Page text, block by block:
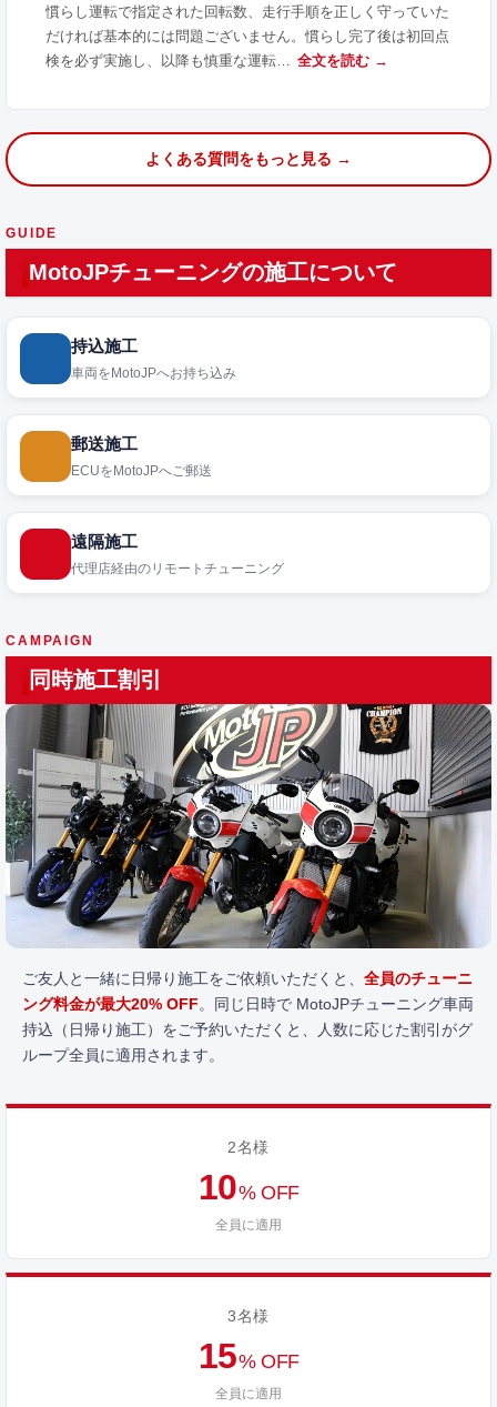
慣らし運転で指定された回転数、走行手順を正しく守っていた
だければ基本的には問題ございません。慣らし完了後は初回点
検を必ず実施し、以降も慎重な運転… 全文を読む →
よくある質問をもっと見る →
GUIDE
MotoJPチューニングの施工について
持込施工
車両をMotoJPへお持ち込み
郵送施工
ECUをMotoJPへご郵送
遠隔施工
代理店経由のリモートチューニング
CAMPAIGN
同時施工割引
ご友人と一緒に日帰り施工をご依頼いただくと、 全員のチューニ
ング料金が最大20% OFF。同じ日時で MotoJPチューニング車両
持込（日帰り施工）をご予約いただくと、人数に応じた割引がグ
ループ全員に適用されます。
2名様
10% OFF
全員に適用
3名様
15% OFF
全員に適用